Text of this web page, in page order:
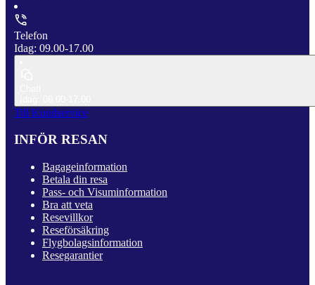
Telefon
Idag: 09.00-17.00
Till Kundservice
INFÖR RESAN
Bagageinformation
Betala din resa
Pass- och Visuminformation
Bra att veta
Resevillkor
Reseförsäkring
Flygbolagsinformation
Resegarantier